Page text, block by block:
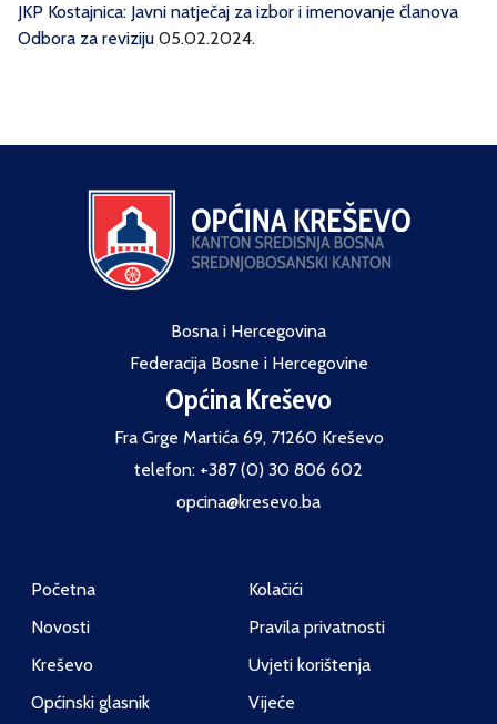
JKP Kostajnica: Javni natječaj za izbor i imenovanje članova
Odbora za reviziju 05.02.2024.
Bosna i Hercegovina
Federacija Bosne i Hercegovine
Općina Kreševo
Fra Grge Martića 69, 71260 Kreševo
telefon: +387 (0) 30 806 602
opcina@kresevo.ba
Početna
Novosti
Kreševo
Općinski glasnik
Kolačići
Pravila privatnosti
Uvjeti korištenja
Vijeće